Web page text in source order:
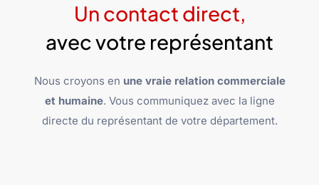
Un contact direct,
avec votre représentant
Nous croyons en une vraie relation commerciale
et humaine. Vous communiquez avec la ligne
directe du représentant de votre département.